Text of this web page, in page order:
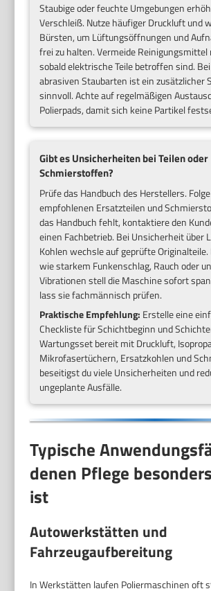
Staubige oder feuchte Umgebungen
Verschleiß. Nutze häufiger Druckluft und
Bürsten, um Lüftungsöffnungen und
frei zu halten. Vermeide Reinigungsmittel
sobald elektrische Teile betroffen sind.
abrasiven Staubarten ist ein zusätzlicher
sinnvoll. Achte auf regelmäßigen
Polierpads, damit sich keine Partikel
Gibt es Unsicherheiten bei Teilen oder
Schmierstoffen?
Prüfe das Handbuch des Herstellers.
empfohlenen Ersatzteilen und
das Handbuch fehlt, kontaktiere den
einen Fachbetrieb. Bei Unsicherheit über
Kohlen wechsle auf geprüfte Originalteile.
wie starkem Funkenschlag, Rauch oder
Vibrationen stell die Maschine sofort
lass sie fachmännisch prüfen.
Praktische Empfehlung: Erstelle eine
Checkliste für Schichtbeginn und
Wartungsset bereit mit Druckluft,
Mikrofasertüchern, Ersatzkohlen und
beseitigst du viele Unsicherheiten und
ungeplante Ausfälle.
Typische
denen Pflege
ist
Autowerkstätten und
Fahrzeugaufbereitung
In Werkstätten laufen Poliermaschinen oft